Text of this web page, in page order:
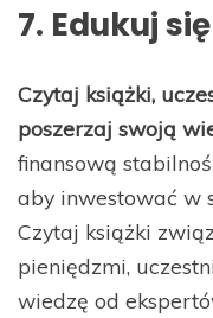
7. Edukuj
Czytaj książki,
poszerzaj swoją
finansową
aby inwestować w
Czytaj książki
pieniędzmi,
wiedzę od